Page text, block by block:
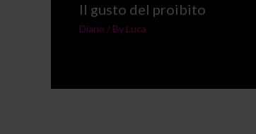
Il gusto del proibito
Diario / By Luca